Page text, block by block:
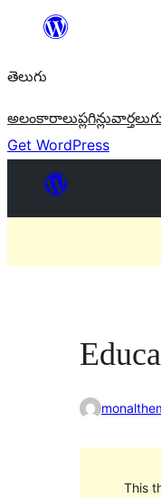
విషయానికి
తెలుగు
అలంకారాలుప్లగిన్లువార్తలు
Get WordPress
This